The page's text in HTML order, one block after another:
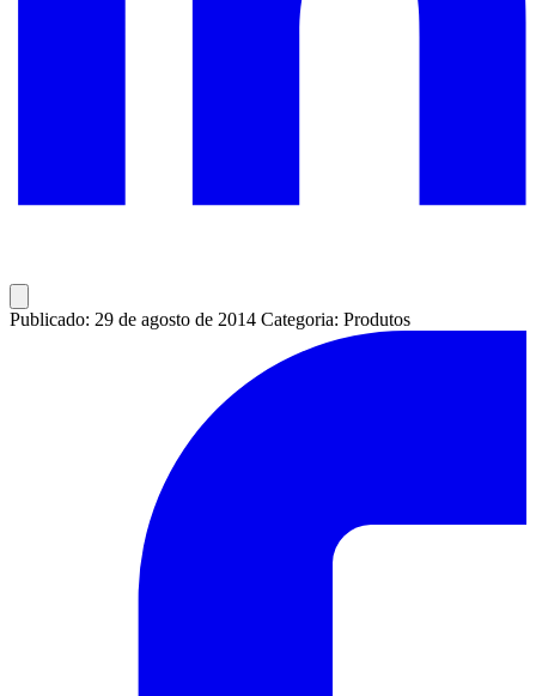
Publicado: 29 de agosto de 2014 Categoria: Produtos